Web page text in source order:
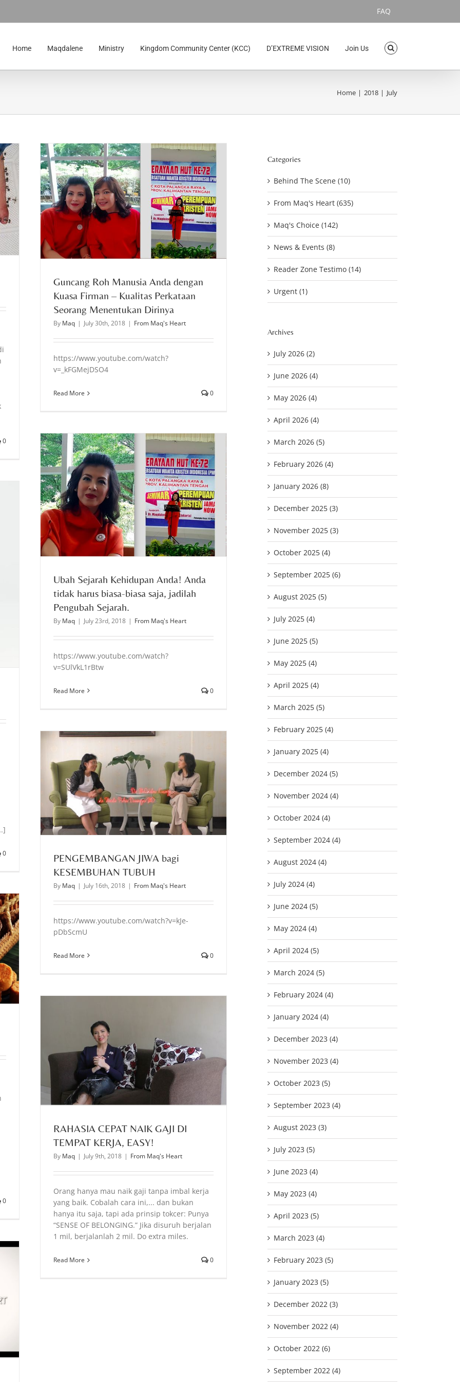
FAQ
Home Maqdalene Ministry Kingdom Community Center (KCC) D’EXTREME VISION Join Us
Home 2018 July
0
–
Guncang Roh Manusia Anda dengan
Kuasa Firman – Kualitas Perkataan
Seorang Menentukan Dirinya
By Maq | July 30th, 2018 | From Maq's Heart
https://www.youtube.com/watch?
v=_kFGMejDSO4
Read More 0
Ubah Sejarah Kehidupan Anda! Anda
tidak harus biasa-biasa saja, jadilah
Pengubah Sejarah.
By Maq | July 23rd, 2018 | From Maq's Heart
https://www.youtube.com/watch?
v=SUlVkL1rBtw
Read More 0
0
PENGEMBANGAN JIWA bagi
KESEMBUHAN TUBUH
By Maq | July 16th, 2018 | From Maq's Heart
https://www.youtube.com/watch?v=kJe-
pDbScmU
Read More 0
0
EASY!
RAHASIA CEPAT NAIK GAJI DI
TEMPAT KERJA, EASY!
By Maq | July 9th, 2018 | From Maq's Heart
Orang hanya mau naik gaji tanpa imbal kerja
yang baik. Cobalah cara ini,... dan bukan
hanya itu saja, tapi ada prinsip tokcer: Punya
“SENSE OF BELONGING.” Jika disuruh berjalan
1 mil, berjalanlah 2 mil. Do extra miles.
Read More 0
Categories
Behind The Scene (10)
From Maq's Heart (635)
Maq's Choice (142)
News & Events (8)
Reader Zone Testimo (14)
Urgent (1)
Archives
July 2026 (2)
June 2026 (4)
May 2026 (4)
April 2026 (4)
March 2026 (5)
February 2026 (4)
January 2026 (8)
December 2025 (3)
November 2025 (3)
October 2025 (4)
September 2025 (6)
August 2025 (5)
July 2025 (4)
June 2025 (5)
May 2025 (4)
April 2025 (4)
March 2025 (5)
February 2025 (4)
January 2025 (4)
December 2024 (5)
November 2024 (4)
October 2024 (4)
September 2024 (4)
August 2024 (4)
July 2024 (4)
June 2024 (5)
May 2024 (4)
April 2024 (5)
March 2024 (5)
February 2024 (4)
January 2024 (4)
December 2023 (4)
November 2023 (4)
October 2023 (5)
September 2023 (4)
August 2023 (3)
July 2023 (5)
June 2023 (4)
May 2023 (4)
April 2023 (5)
March 2023 (4)
February 2023 (5)
January 2023 (5)
December 2022 (3)
November 2022 (4)
October 2022 (6)
September 2022 (4)